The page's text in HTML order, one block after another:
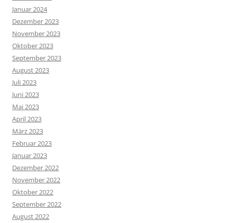
Januar 2024
Dezember 2023
November 2023
Oktober 2023
September 2023
August 2023
Juli 2023
Juni 2023
Mai 2023
April 2023
März 2023
Februar 2023
Januar 2023
Dezember 2022
November 2022
Oktober 2022
September 2022
August 2022